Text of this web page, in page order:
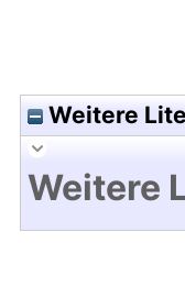
Weitere
Weitere